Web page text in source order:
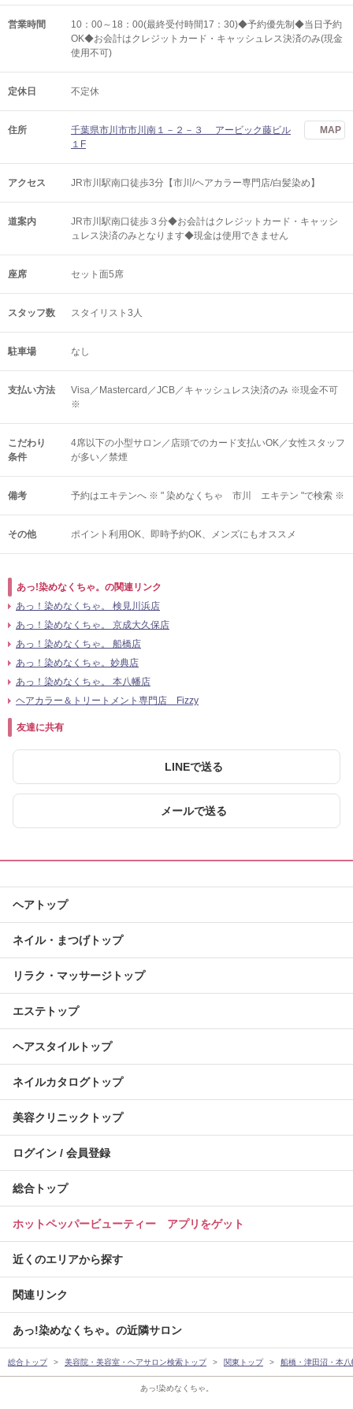
あっ!染めなくちゃ。
営業時間
10：00～18：00(最終受付時間17：30)◆予約優先制◆当日予約
OK◆お会計はクレジットカード・キャッシュレス決済のみ(現金
使用不可)
定休日 不定休
住所
千葉県市川市市川南１－２－３ アービック藤ビル
１F
MAP
アクセス JR市川駅南口徒歩3分【市川/ヘアカラー専門店/白髪染め】
道案内
JR市川駅南口徒歩３分◆お会計はクレジットカード・キャッシ
ュレス決済のみとなります◆現金は使用できません
座席 セット面5席
スタッフ数 スタイリスト3人
駐車場 なし
支払い方法
Visa／Mastercard／JCB／キャッシュレス決済のみ ※現金不可
※
こだわり
条件
4席以下の小型サロン／店頭でのカード支払いOK／女性スタッフ
が多い／禁煙
備考 予約はエキテンへ ※ " 染めなくちゃ 市川 エキテン "で検索 ※
その他 ポイント利用OK 即時予約OK メンズにもオススメ
あっ!染めなくちゃ。の関連リンク
あっ！染めなくちゃ。 検見川浜店
あっ！染めなくちゃ。 京成大久保店
あっ！染めなくちゃ。 船橋店
あっ！染めなくちゃ。妙典店
あっ！染めなくちゃ。 本八幡店
ヘアカラー＆トリートメント専門店 Fizzy
友達に共有
LINEで送る
メールで送る
ヘアトップ
ネイル・まつげトップ
リラク・マッサージトップ
エステトップ
ヘアスタイルトップ
ネイルカタログトップ
美容クリニックトップ
ログイン / 会員登録
総合トップ
ホットペッパービューティー アプリをゲット
近くのエリアから探す
関連リンク
あっ!染めなくちゃ。の近隣サロン
総合トップ 美容院・美容室・ヘアサロン検索トップ 関東トップ 船橋・津田沼・本